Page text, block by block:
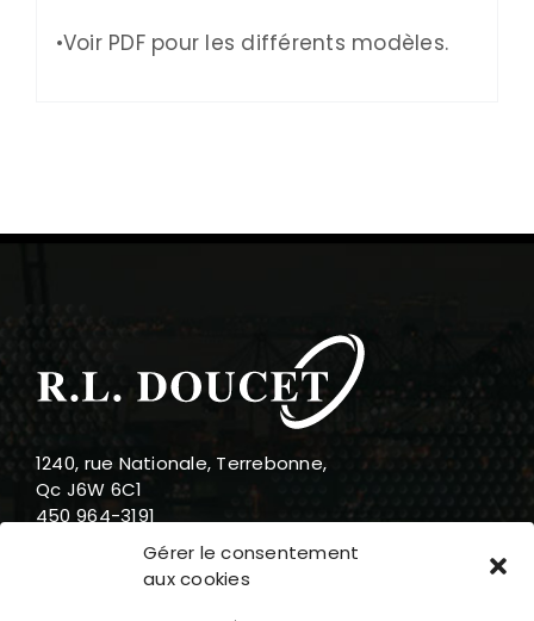
Gérer le consentement
aux cookies
•Voir PDF pour les différents modèles.
1240, rue Nationale, Terrebonne,
Qc J6W 6C1
450 964-3191
888 919-3191
info@rldoucet.qc.ca